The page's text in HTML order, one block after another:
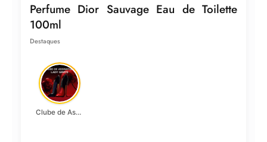
Perfume Dior Sauvage Eau de Toilette
100ml
Destaques
Clube de Assinatura Lady Griffe